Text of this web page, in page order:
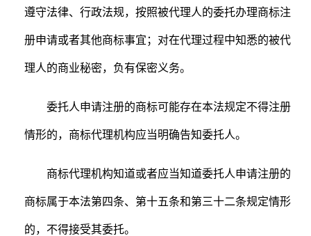
遵守法律、行政法规，按照被代理人的委托办理商标注
册申请或者其他商标事宜；对在代理过程中知悉的被代
理人的商业秘密，负有保密义务。
委托人申请注册的商标可能存在本法规定不得注册
情形的，商标代理机构应当明确告知委托人。
商标代理机构知道或者应当知道委托人申请注册的
商标属于本法第四条、第十五条和第三十二条规定情形
的，不得接受其委托。